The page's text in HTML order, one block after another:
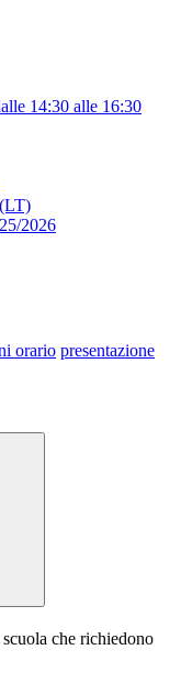
14:30 alle 16:30
2026
orario presentazione
che richiedono